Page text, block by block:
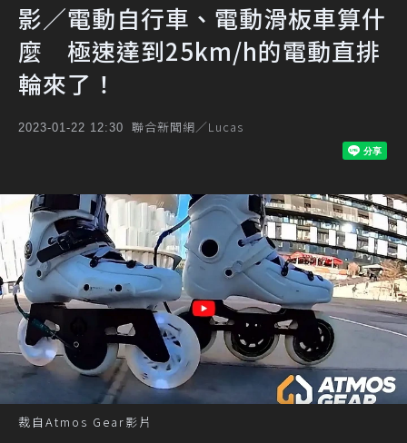
影／電動自行車、電動滑板車算什
麼 極速達到25km/h的電動直排
輪來了！
2023-01-22 12:30 聯合新聞網／Lucas
裁自Atmos Gear影片